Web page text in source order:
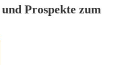
Prospekte zum